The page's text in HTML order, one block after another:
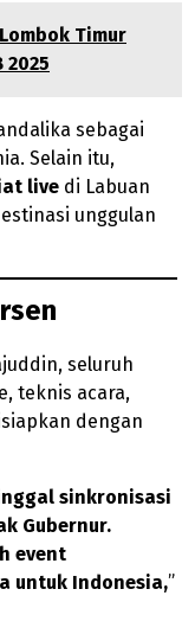
Timur
2025
sebagai
Selain itu,
live di Labuan
unggulan
seluruh
teknis acara,
dengan
sinkronisasi
Gubernur.
event
untuk Indonesia,”